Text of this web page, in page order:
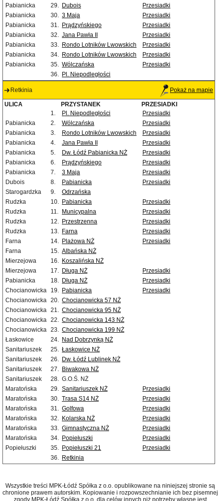
Pabianicka
29. Dubois
Przesiadki
Pabianicka
30. 3 Maja
Przesiadki
Pabianicka
31. Prądzyńskiego
Przesiadki
Pabianicka
32. Jana Pawła II
Przesiadki
Pabianicka
33. Rondo Lotników Lwowskich
Przesiadki
Pabianicka
34. Rondo Lotników Lwowskich
Przesiadki
Pabianicka
35. Wólczańska
Przesiadki
36. Pl. Niepodległości
Retkinia Pokaż na mapie
ULICA PRZYSTANEK
PRZESIADKI
1.
Pl. Niepodległości
Przesiadki
Pabianicka
2. Wólczańska
Przesiadki
Pabianicka
3. Rondo Lotników Lwowskich
Przesiadki
Pabianicka
4. Jana Pawła II
Przesiadki
Pabianicka
5. Dw. Łódź Pabianicka NŻ
Przesiadki
Pabianicka
6. Prądzyńskiego
Przesiadki
Pabianicka
7. 3 Maja
Przesiadki
Dubois
8. Pabianicka
Przesiadki
Starogardzka
9.
Odrzańska
Rudzka
10. Pabianicka
Przesiadki
Rudzka
11. Municypalna
Przesiadki
Rudzka
12. Przestrzenna
Przesiadki
Rudzka
13. Farna
Przesiadki
Farna
14. Plażowa NŻ
Przesiadki
Farna
15. Albańska NŻ
Mierzejowa
16. Koszalińska NŻ
Mierzejowa
17. Długa NŻ
Przesiadki
Pabianicka
18. Długa NŻ
Przesiadki
Chocianowicka
19. Pabianicka
Przesiadki
Chocianowicka 20. Chocianowicka 57 NŻ
Chocianowicka 21. Chocianowicka 95 NŻ
Chocianowicka 22. Chocianowicka 143 NŻ
Chocianowicka 23. Chocianowicka 199 NŻ
Łaskowice
24. Nad Dobrzynką NŻ
Sanitariuszek
25. Łaskowice NŻ
Sanitariuszek
26. Dw. Łódź Lublinek NŻ
Sanitariuszek
27. Biwakowa NŻ
Sanitariuszek
28. G.O.Ś. NŻ
Maratońska
29. Sanitariuszek NŻ
Przesiadki
Maratońska
30. Trasa S14 NŻ
Przesiadki
Maratońska
31. Golfowa
Przesiadki
Maratońska
32. Kolarska NŻ
Przesiadki
Maratońska
33. Gimnastyczna NŻ
Przesiadki
Maratońska
34. Popiełuszki
Przesiadki
Popiełuszki
35. Popiełuszki 21
Przesiadki
36. Retkinia
Wszystkie treści MPK-Łódź Spółka z o.o. opublikowane na niniejszej stronie są
chronione prawem autorskim. Kopiowanie i rozpowszechnianie ich bez pisemnej
zgody MPK-Łódź Spółka z o.o. dla celów innych niż potrzeby własne jest